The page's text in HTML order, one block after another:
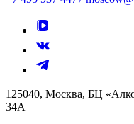
125040, Москва, БЦ
34А